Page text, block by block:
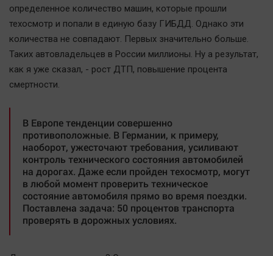
Отдых
Персона
Последняя инстанция
Светская жизнь
определенное количество машин, которые прошли
техосмотр и попали в единую базу ГИБДД. Однако эти
количества не совпадают. Первых значительно больше.
Таких автовладельцев в России миллионы. Ну а результат,
как я уже сказал, - рост ДТП, повышение процента
смертности.
В Европе тенденции совершенно
противоположные. В Германии, к примеру,
наоборот, ужесточают требования, усиливают
контроль технического состояния автомобилей
на дорогах. Даже если пройден техосмотр, могут
в любой момент проверить техническое
состояние автомобиля прямо во время поездки.
Поставлена задача: 50 процентов транспорта
проверять в дорожных условиях.